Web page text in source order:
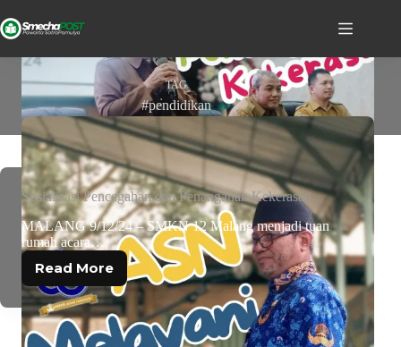
TAG
#pendidikan
Sosialisasi Pencegahan dan Penanganan Kekerasan
MALANG 9/12/24 – SMKN 12 Malang menjadi tuan
rumah acara…
Read More